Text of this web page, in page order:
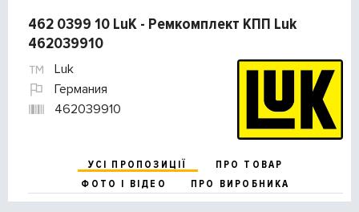
462 0399 10 LuK - Ремкомплект КПП Luk
462039910
Luk
Германия
462039910
УСІ ПРОПОЗИЦІЇ
ПРО ТОВАР
ФОТО І ВІДЕО
ПРО ВИРОБНИКА